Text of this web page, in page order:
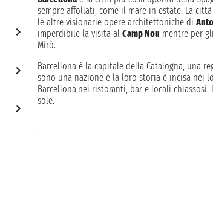
sempre affollati, come il mare in estate. La
le altre visionarie opere architettoniche di
imperdibile la visita al Camp Nou mentre per
Mirò.
Barcellona è la capitale della Catalogna, una
sono una nazione e la loro storia è incisa nei
Barcellona,nei ristoranti, bar e locali
sole.